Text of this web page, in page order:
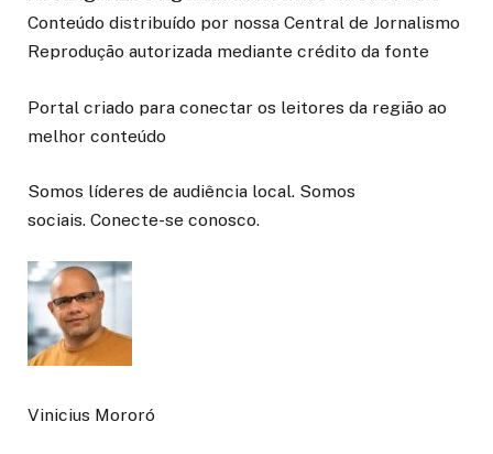
Conteúdo distribuído por nossa Central de Jornalismo
Reprodução autorizada mediante crédito da fonte
Portal criado para conectar os leitores da região ao
melhor conteúdo
Somos líderes de audiência local. Somos
sociais. Conecte-se conosco.
Vinicius Mororó